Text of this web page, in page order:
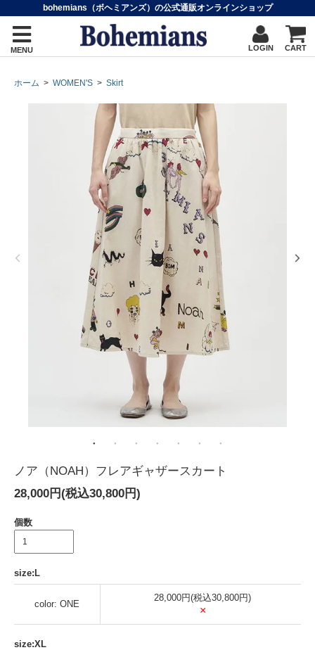
bohemians（ボヘミアンズ）の公式通販オンラインショップ
MENU LOGIN CART
ホーム > WOMEN'S > Skirt
ノア（NOAH）フレアギャザースカート
28,000円(税込30,800円)
個数
size:L
color: ONE
28,000円(税込30,800円)
×
size:XL